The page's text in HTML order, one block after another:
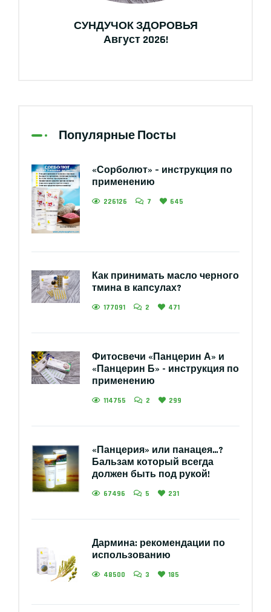
СУНДУЧОК ЗДОРОВЬЯ
Август 2026!
Популярные Посты
«Сорболют» – инструкция по
применению
226126 7 645
Как принимать масло черного
тмина в капсулах?
177091 2 471
Фитосвечи «Панцерин А» и
«Панцерин Б» - инструкция по
применению
114755 2 299
«Панцерия» или панацея…?
Бальзам который всегда
должен быть под рукой!
67496 5 231
Дармина: рекомендации по
использованию
48500 3 185